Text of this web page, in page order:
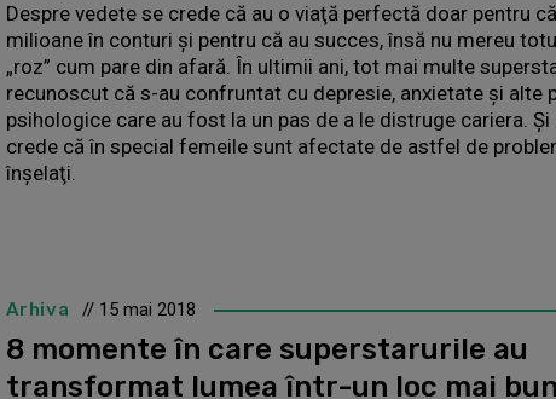
Despre vedete se crede că au o viaţă perfectă doar pentru
milioane în conturi şi pentru că au succes, însă nu mereu
„roz” cum pare din afară. În ultimii ani, tot mai multe
recunoscut că s-au confruntat cu depresie, anxietate şi alte
psihologice care au fost la un pas de a le distruge cariera. Şi
crede că în special femeile sunt afectate de astfel de
înşelaţi.
Arhiva // 15 mai 2018
8 momente în care superstarurile au
transformat lumea într-un loc mai bun